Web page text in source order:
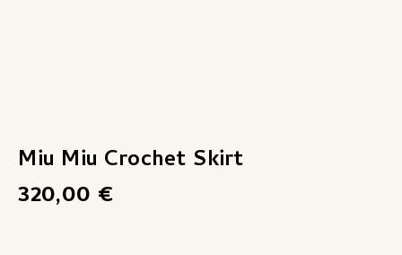
Miu Miu Crochet Skirt
320,00 €